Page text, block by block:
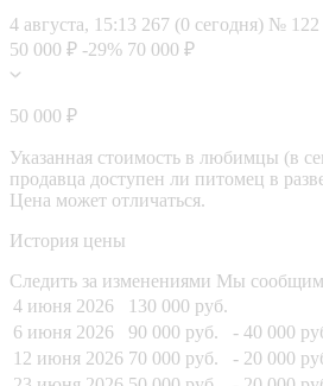
4 августа, 15:13 267 (0 сегодня) № 122
50 000 ₽ -29% 70 000 ₽
50 000 ₽
Указанная стоимость в любимцы (в
продавца доступен ли питомец в
Цена может отличаться.
История цены
Следить за изменениями Мы сообщим
4 июня 2026
130 000 руб.
6 июня 2026
90 000 руб.
- 40 000
12 июня 2026 70 000 руб.
- 20 000